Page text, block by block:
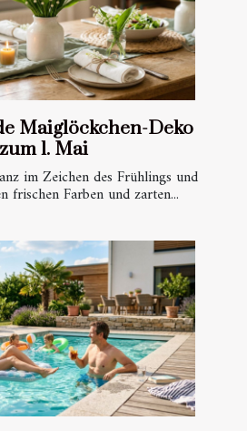
Maiglöckchen-Deko
zum 1. Mai
im Zeichen des Frühlings und
frischen Farben und zarten...